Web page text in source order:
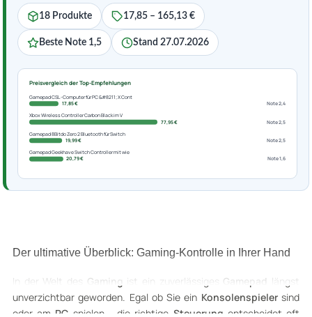
18 Produkte 17,85 – 165,13 €
Beste Note 1,5 Stand 27.07.2026
Preisvergleich der Top-Empfehlungen
Gamepad CSL-Computer für PC &#8211; X Cont
17,85 €
Note 2,4
Xbox Wireless Controller Carbon Black im V
77,95 €
Note 2,5
Gamepad 8Bitdo Zero 2 Bluetooth für Switch
19,99 €
Note 2,5
Gamepad Geekhave Switch Controller mit wie
20,79 €
Note 1,6
Der ultimative Überblick: Gaming-Kontrolle in Ihrer Hand
In der Welt des Gaming ist ein zuverlässiges Gamepad längst
unverzichtbar geworden. Egal ob Sie ein Konsolenspielersind
oder am PC spielen - die richtige Steuerung entscheidet oft